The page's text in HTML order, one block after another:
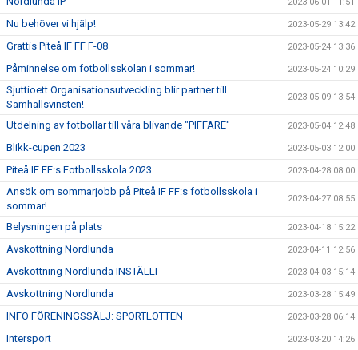
Nu behöver vi hjälp! 2023-05-29 13:42
Grattis Piteå IF FF F-08 2023-05-24 13:36
Påminnelse om fotbollsskolan i sommar! 2023-05-24 10:29
Sjuttioett Organisationsutveckling blir partner till
Samhällsvinsten!
2023-05-09 13:54
Utdelning av fotbollar till våra blivande "PIFFARE" 2023-05-04 12:48
Blikk-cupen 2023 2023-05-03 12:00
Piteå IF FF:s Fotbollsskola 2023 2023-04-28 08:00
Ansök om sommarjobb på Piteå IF FF:s fotbollsskola i
sommar!
2023-04-27 08:55
Belysningen på plats 2023-04-18 15:22
Avskottning Nordlunda 2023-04-11 12:56
Avskottning Nordlunda INSTÄLLT 2023-04-03 15:14
Avskottning Nordlunda 2023-03-28 15:49
INFO FÖRENINGSSÄLJ: SPORTLOTTEN 2023-03-28 06:14
Intersport 2023-03-20 14:26